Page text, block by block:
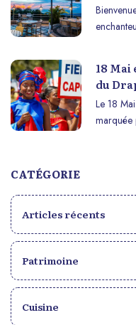
déguster
18 Mai
du
Le 18
marquée
sont
haïtienne.
CATÉGORIE
Articles récents
Patrimoine
Cuisine